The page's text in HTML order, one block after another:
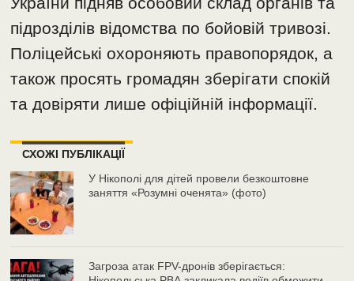
підрозділів відомства по бойовій тривозі.
Поліцейські охороняють правопорядок, а
також просять громадян зберігати спокій
та довіряти лише офіційній інформації.
СХОЖІ ПУБЛІКАЦІЇ
У Нікополі для дітей провели безкоштовне
заняття «Розумні оченята» (фото)
Загроза атак FPV-дронів зберігається: